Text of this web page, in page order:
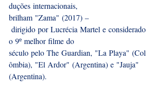
duções internacionais,
brilham "Zama" (2017) –
dirigido por Lucrécia Martel e considerado
o 9º melhor filme do
século pelo The Guardian, "La Playa" (Col
ômbia), "El Ardor" (Argentina) e "Jauja"
(Argentina).